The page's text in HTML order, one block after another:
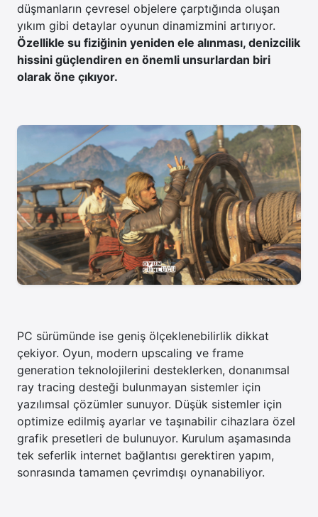
düşmanların çevresel objelere çarptığında oluşan
yıkım gibi detaylar oyunun dinamizmini artırıyor.
Özellikle su fiziğinin yeniden ele alınması, denizcilik
hissini güçlendiren en önemli unsurlardan biri
olarak öne çıkıyor.
PC sürümünde ise geniş ölçeklenebilirlik dikkat
çekiyor. Oyun, modern upscaling ve frame
generation teknolojilerini desteklerken, donanımsal
ray tracing desteği bulunmayan sistemler için
yazılımsal çözümler sunuyor. Düşük sistemler için
optimize edilmiş ayarlar ve taşınabilir cihazlara özel
grafik presetleri de bulunuyor. Kurulum aşamasında
tek seferlik internet bağlantısı gerektiren yapım,
sonrasında tamamen çevrimdışı oynanabiliyor.